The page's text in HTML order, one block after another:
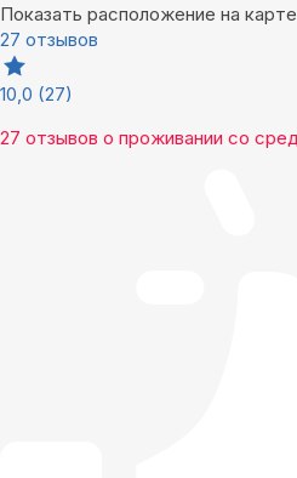
Показать расположение на карте
27 отзывов
10,0 (27)
27 отзывов о проживании со